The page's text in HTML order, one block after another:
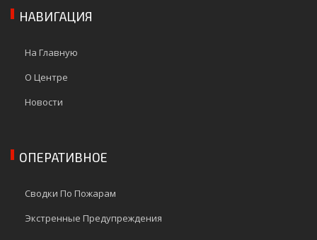
НАВИГАЦИЯ
На Главную
О Центре
Новости
ОПЕРАТИВНОЕ
Сводки По Пожарам
Экстренные Предупреждения